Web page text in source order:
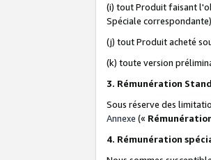
(i) tout Produit faisant
Spéciale
(j) tout Produit acheté
(k) toute version
3. Rémunération
Sous réserve des
Annexe («
4. Rémunération